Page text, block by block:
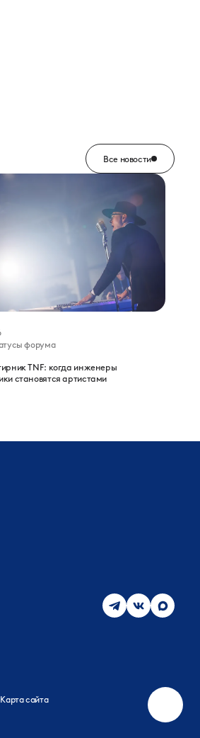
Все новости
форума
TNF: когда инженеры
становятся артистами
Карта сайта